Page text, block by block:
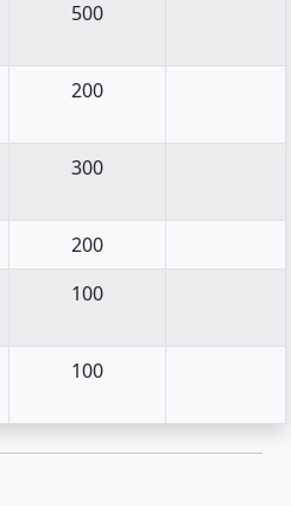
500
200
300
200
100
100